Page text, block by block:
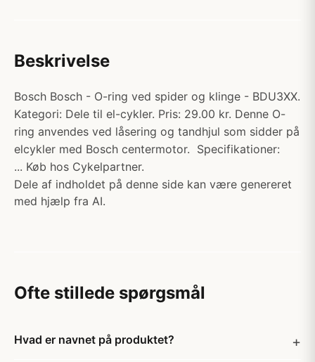
Beskrivelse
Bosch Bosch - O-ring ved spider og klinge - BDU3XX.
Kategori: Dele til el-cykler. Pris: 29.00 kr. Denne O-
ring anvendes ved låsering og tandhjul som sidder på
elcykler med Bosch centermotor. Specifikationer:
... Køb hos Cykelpartner.
Dele af indholdet på denne side kan være genereret
med hjælp fra AI.
Ofte stillede spørgsmål
Hvad er navnet på produktet?